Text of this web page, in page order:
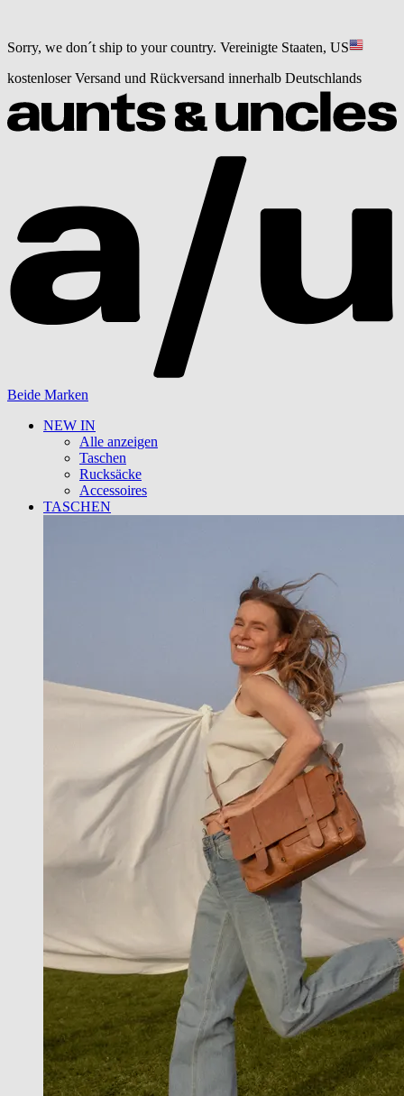
Sorry, we don´t ship to your country. Vereinigte Staaten, US
kostenloser Versand und Rückversand innerhalb Deutschlands
Beide Marken
NEW IN
Alle anzeigen
Taschen
Rucksäcke
Accessoires
TASCHEN